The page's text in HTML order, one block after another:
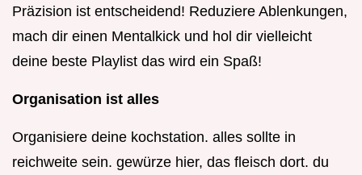
Präzision ist entscheidend! Reduziere Ablenkungen,
mach dir einen Mentalkick und hol dir vielleicht
deine beste Playlist das wird ein Spaß!
Organisation ist alles
Organisiere deine kochstation. alles sollte in
reichweite sein. gewürze hier, das fleisch dort. du